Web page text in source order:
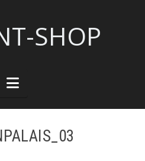
Navigation